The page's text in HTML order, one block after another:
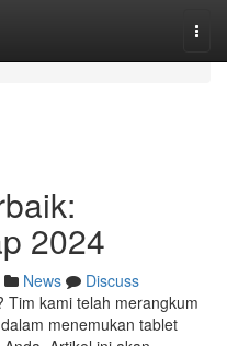
2024
News
Discuss
Tim kami telah merangkum
menemukan tablet